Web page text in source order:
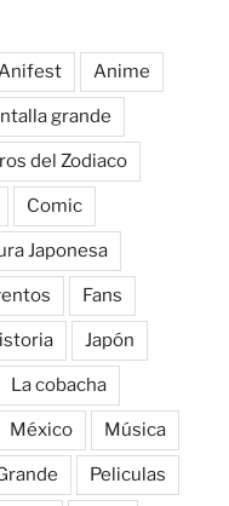
Anime
grande
del Zodiaco
Comic
Japonesa
Fans
Japón
La cobacha
México Música
Peliculas